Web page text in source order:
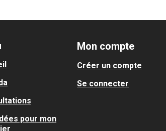
pour mon
Mon compte
Créer un compte
Se connecter